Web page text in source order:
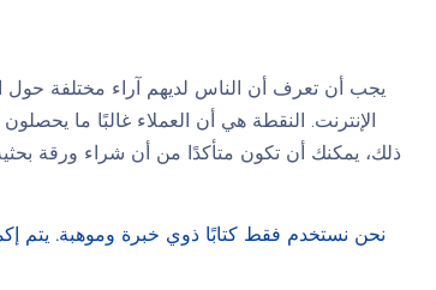
يجب أن تعرف أن الناس لديهم آراء مختلفة حول
الإنترنت. النقطة هي أن العملاء غالبًا ما
ذلك، يمكنك أن تكون متأكدًا من أن شراء ورقة
نحن نستخدم فقط كتابًا ذوي خبرة وموهبة. يتم